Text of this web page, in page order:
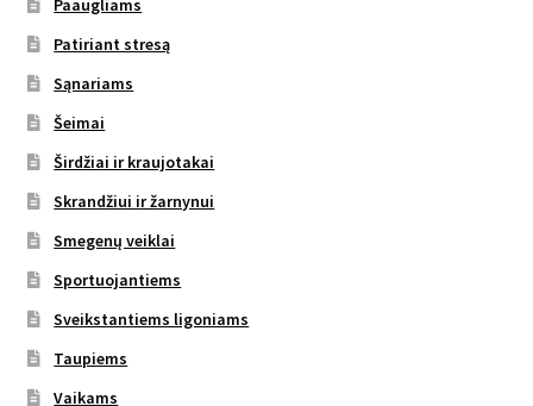
Paaugliams
Patiriant stresą
Sąnariams
Šeimai
Širdžiai ir kraujotakai
Skrandžiui ir žarnynui
Smegenų veiklai
Sportuojantiems
Sveikstantiems ligoniams
Taupiems
Vaikams